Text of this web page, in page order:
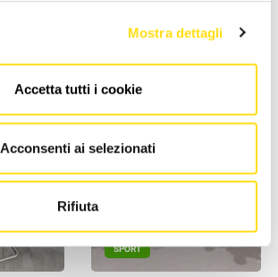
Mostra dettagli
Accetta tutti i cookie
Acconsenti ai selezionati
Rifiuta
SPORT